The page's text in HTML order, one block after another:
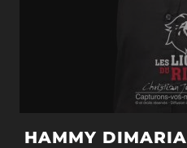
HAMMY DIMARIA